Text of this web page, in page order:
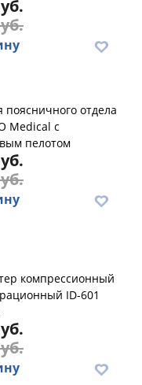
поясничного отдела
Medical с
пелотом
компрессионный
ID-601